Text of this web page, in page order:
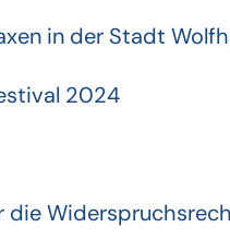
in der Stadt
2024